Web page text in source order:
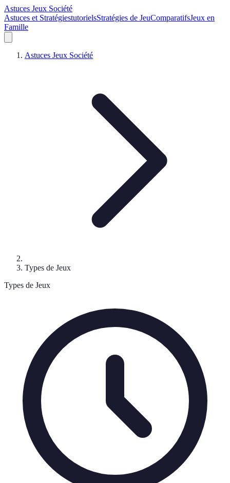
Astuces Jeux Société
Astuces et StratégiestutorielsStratégies de JeuComparatifsJeux en
Famille
Astuces Jeux Société
Types de Jeux
Types de Jeux